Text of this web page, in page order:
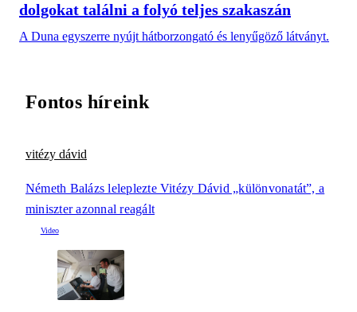
dolgokat találni a folyó teljes szakaszán
A Duna egyszerre nyújt hátborzongató és lenyűgöző látványt.
Fontos híreink
vitézy dávid
Németh Balázs leleplezte Vitézy Dávid „különvonatát”, a
miniszter azonnal reagált